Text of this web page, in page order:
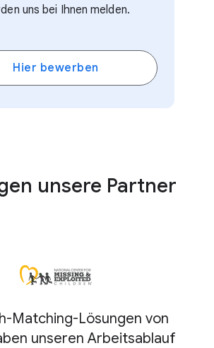
uns bei Ihnen melden.
Hier bewerben
unsere Partner
Matching-Lösungen von
unseren Arbeitsablauf